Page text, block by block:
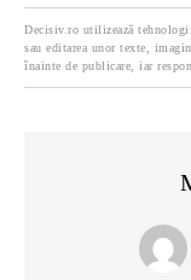
Decisiv.ro utilizează
sau editarea unor texte,
înainte de publicare, iar